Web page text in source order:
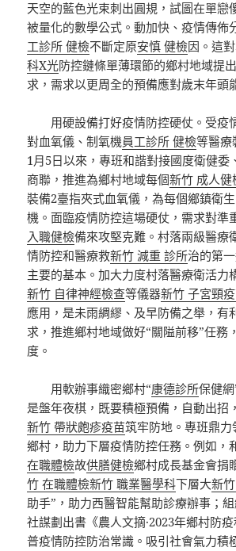
天空的藍色光束刺出圓規，試圖在單戀
被量化的數學公式。動加快、疫情傳佈
工診所 健檢不斷定原安慎 健檢因。這
科X光防控鏈條單薄環節的鄉村地域提
求，需求以更周全的預備應對歲末年頭
用硬設備打好疫情防控硬仗。受疫
對血氧儀、制氧機員工診所 健檢等醫療
1月5日以來，專班和諧對接國度衛健委
商聯，推進為鄉村地域每個新竹 成人健
裝備2臺指夾式血氧儀，為每個鄉鎮衛
機。面臨疫情防控這場硬仗，需求對準
入職健檢備來攻堅克難。村落兩級醫療
情防控和醫療救新竹 減重 診所治的第
主要的基本。加大力度村落醫療衛活力
新竹 自律神經檢查等儀器新竹 子宮頸
應用，是未雨綢繆、及早防備之舉，有
求，推進鄉村地域做好“關隘前移”任務
度。
用軟辦事織密鄉村“康德診所保健
是盤年夜棋，既要積極預備，自動出招
新竹 帶狀皰疹疫苗筑牢防地。專班鼎
鄉村，助力下層疫情防控任務。例如，
在職體檢故供膳健檢鄉村成長基金會捐
竹 在職體檢新竹 職業醫學科下層大新
助手”，助力西醫智能幫助診療辦事；
社謀劃出書《農人文摘·2023年鄉村防
普疫情防控防治常識。吸引社會氣力積